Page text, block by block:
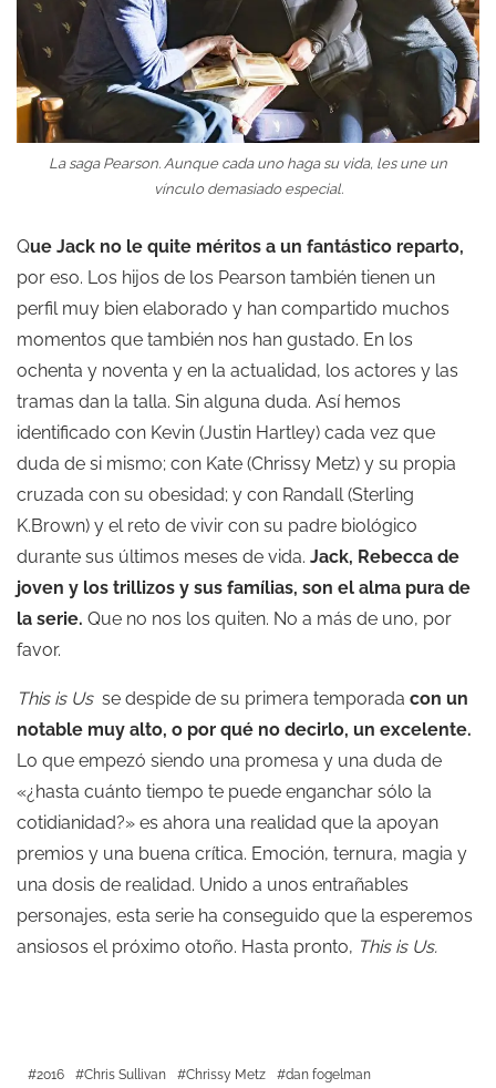
La saga Pearson. Aunque cada uno haga su vida, les une un
vínculo demasiado especial.
Que Jack no le quite méritos a un fantástico reparto,
por eso. Los hijos de los Pearson también tienen un
perfil muy bien elaborado y han compartido muchos
momentos que también nos han gustado. En los
ochenta y noventa y en la actualidad, los actores y las
tramas dan la talla. Sin alguna duda. Así hemos
identificado con Kevin (Justin Hartley) cada vez que
duda de si mismo; con Kate (Chrissy Metz) y su propia
cruzada con su obesidad; y con Randall (Sterling
K.Brown) y el reto de vivir con su padre biológico
durante sus últimos meses de vida. Jack, Rebecca de
joven y los trillizos y sus famílias, son el alma pura de
la serie. Que no nos los quiten. No a más de uno, por
favor.
This is Us se despide de su primera temporada con un
notable muy alto, o por qué no decirlo, un excelente.
Lo que empezó siendo una promesa y una duda de
«¿hasta cuánto tiempo te puede enganchar sólo la
cotidianidad?» es ahora una realidad que la apoyan
premios y una buena crítica. Emoción, ternura, magia y
una dosis de realidad. Unido a unos entrañables
personajes, esta serie ha conseguido que la esperemos
ansiosos el próximo otoño. Hasta pronto, This is Us.
2016 Chris Sullivan Chrissy Metz
dan fogelman